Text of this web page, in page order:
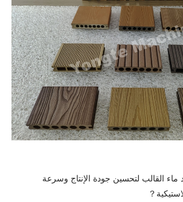
ماء القالب لتحسين جودة الإنتاج وسرعة
？